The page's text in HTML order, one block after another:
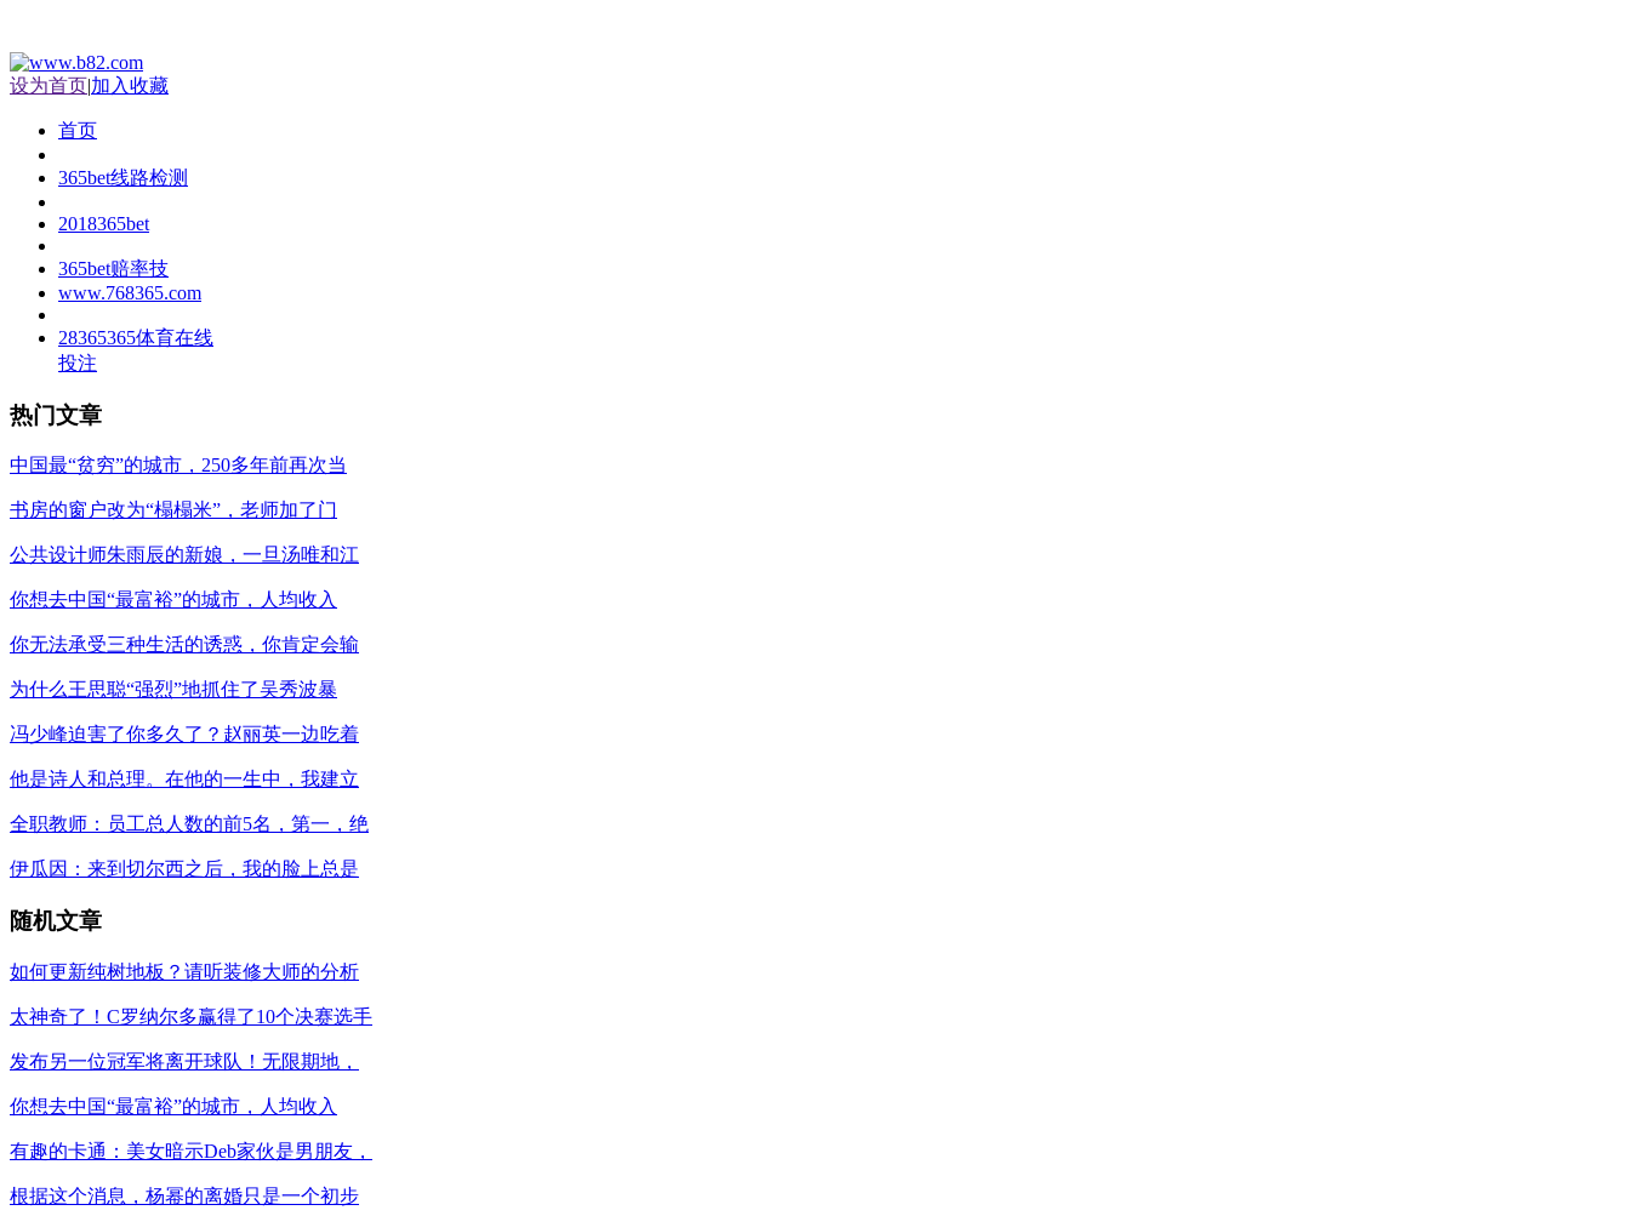
设为首页|加入收藏
首页
365bet线路检测
2018365bet
365bet赔率技
www.768365.com
28365365体育在线
投注
热门文章
中国最“贫穷”的城市，250多年前再次当
书房的窗户改为“榻榻米”，老师加了门
公共设计师朱雨辰的新娘，一旦汤唯和江
你想去中国“最富裕”的城市，人均收入
你无法承受三种生活的诱惑，你肯定会输
为什么王思聪“强烈”地抓住了吴秀波暴
冯少峰迫害了你多久了？赵丽英一边吃着
他是诗人和总理。在他的一生中，我建立
全职教师：员工总人数的前5名，第一，绝
伊瓜因：来到切尔西之后，我的脸上总是
随机文章
如何更新纯树地板？请听装修大师的分析
太神奇了！C罗纳尔多赢得了10个决赛选手
发布另一位冠军将离开球队！无限期地，
你想去中国“最富裕”的城市，人均收入
有趣的卡通：美女暗示Deb家伙是男朋友，
根据这个消息，杨幂的离婚只是一个初步